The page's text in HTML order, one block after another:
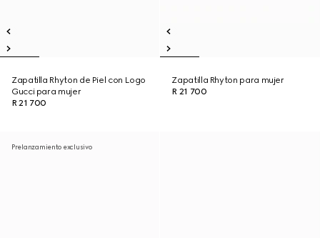
Zapatilla Rhyton de Piel con Logo
Gucci para mujer
R 21 700
Zapatilla Rhyton para mujer
R 21 700
Prelanzamiento exclusivo